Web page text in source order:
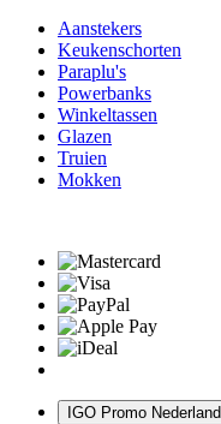
Aanstekers
Keukenschorten
Paraplu's
Powerbanks
Winkeltassen
Glazen
Truien
Mokken
IGO Promo Nederland